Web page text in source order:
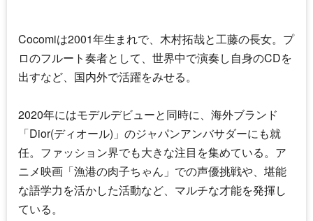
Cocomiは2001年生まれで、木村拓哉と工藤の長女。プ
ロのフルート奏者として、世界中で演奏し自身のCDを
出すなど、国内外で活躍をみせる。
2020年にはモデルデビューと同時に、海外ブランド
「Dior(ディオール)」のジャパンアンバサダーにも就
任。ファッション界でも大きな注目を集めている。ア
ニメ映画「漁港の肉子ちゃん」での声優挑戦や、堪能
な語学力を活かした活動など、マルチな才能を発揮し
ている。